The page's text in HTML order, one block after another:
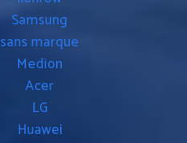
Samsung
sans marque
Medion
Acer
LG
Huawei